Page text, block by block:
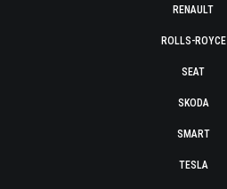
RENAULT
ROLLS-ROYCE
SEAT
SKODA
SMART
TESLA